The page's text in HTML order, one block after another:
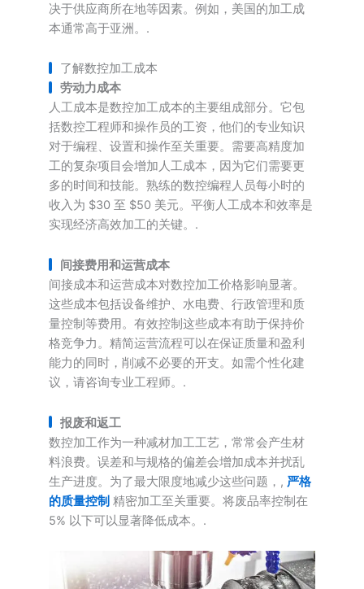
决于供应商所在地等因素。例如，美国的加工成
本通常高于亚洲。.
了解数控加工成本
劳动力成本
人工成本是数控加工成本的主要组成部分。它包
括数控工程师和操作员的工资，他们的专业知识
对于编程、设置和操作至关重要。需要高精度加
工的复杂项目会增加人工成本，因为它们需要更
多的时间和技能。熟练的数控编程人员每小时的
收入为 $30 至 $50 美元。平衡人工成本和效率是
实现经济高效加工的关键。.
间接费用和运营成本
间接成本和运营成本对数控加工价格影响显著。
这些成本包括设备维护、水电费、行政管理和质
量控制等费用。有效控制这些成本有助于保持价
格竞争力。精简运营流程可以在保证质量和盈利
能力的同时，削减不必要的开支。如需个性化建
议，请咨询专业工程师。.
报废和返工
数控加工作为一种减材加工工艺，常常会产生材
料浪费。误差和与规格的偏差会增加成本并扰乱
生产进度。为了最大限度地减少这些问题，, 严格
的质量控制 精密加工至关重要。将废品率控制在
5% 以下可以显著降低成本。.